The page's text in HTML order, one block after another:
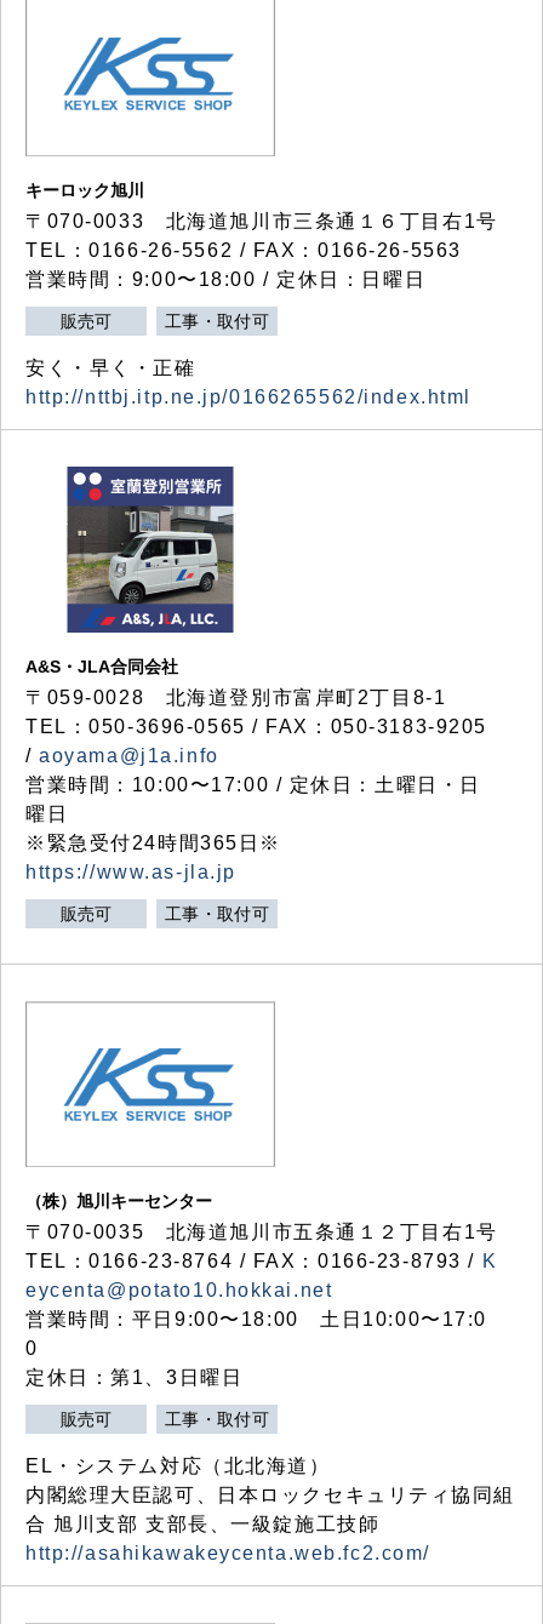
キーロック旭川
〒070-0033 北海道旭川市三条通１６丁目右1号
TEL：0166-26-5562 / FAX：0166-26-5563
営業時間：9:00〜18:00 / 定休日：日曜日
販売可 工事・取付可
安く・早く・正確
http://nttbj.itp.ne.jp/0166265562/index.html
A&S・JLA合同会社
〒 059-0028 北海道登別市富岸町2丁目 8-1
TEL：050-3696-0565 / FAX：050-3183-9205
/aoyama@j1a.info
営業時間：10:00〜17:00 / 定休日：土曜日・日
曜日
※緊急受付24時間365日※
https://www.as-jla.jp
販売可 工事・取付可
（株）旭川キーセンター
〒070-0035 北海道旭川市五条通１２丁目右1号
TEL：0166-23-8764 / FAX：0166-23-8793 / K
eycenta@potato10.hokkai.net
営業時間：平日9:00〜18:00 土日10:00〜17:0
0
定休日：第1、3日曜日
販売可 工事・取付可
EL・システム対応（北北海道）
内閣総理大臣認可、日本ロックセキュリティ協同組
合 旭川支部 支部長、一級錠施工技師
http://asahikawakeycenta.web.fc2.com/